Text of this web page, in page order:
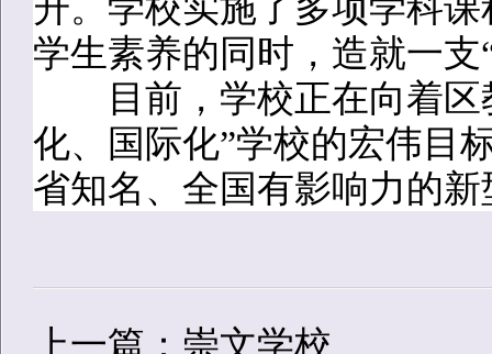
学生素养的同时，造就一
目前，学校正在向着区
化、国际化”学校的宏伟目
省知名、全国有影响力的
上一篇：崇文学校